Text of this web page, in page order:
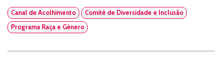
Canal de Acolhimento
Comitê de Diversidade e Inclusão
Programa Raça e Gênero